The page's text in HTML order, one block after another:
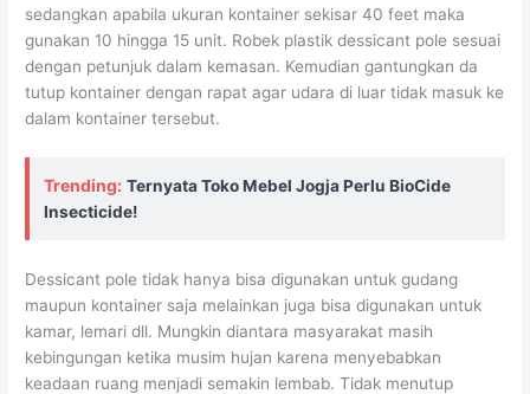
sedangkan apabila ukuran kontainer sekisar 40 feet maka
gunakan 10 hingga 15 unit. Robek plastik dessicant pole sesuai
dengan petunjuk dalam kemasan. Kemudian gantungkan da
tutup kontainer dengan rapat agar udara di luar tidak masuk ke
dalam kontainer tersebut.
Trending: Ternyata Toko Mebel Jogja Perlu BioCide
Insecticide!
Dessicant pole tidak hanya bisa digunakan untuk gudang
maupun kontainer saja melainkan juga bisa digunakan untuk
kamar, lemari dll. Mungkin diantara masyarakat masih
kebingungan ketika musim hujan karena menyebabkan
keadaan ruang menjadi semakin lembab. Tidak menutup